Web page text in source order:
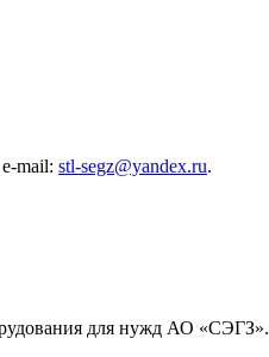
mail: stl-segz@yandex.ru.
для нужд АО «СЭГЗ».